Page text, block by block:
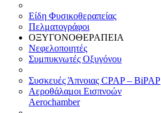
Είδη Φυσικοθεραπείας
Πελματογράφοι
ΟΞΥΓΟΝΟΘΕΡΑΠΕΙΑ
Νεφελοποιητές
Συμπυκνωτές Οξυγόνου
Συσκευές Άπνοιας CPAP – BiPAP
Αεροθάλαμοι Εισπνοών
Aerochamber